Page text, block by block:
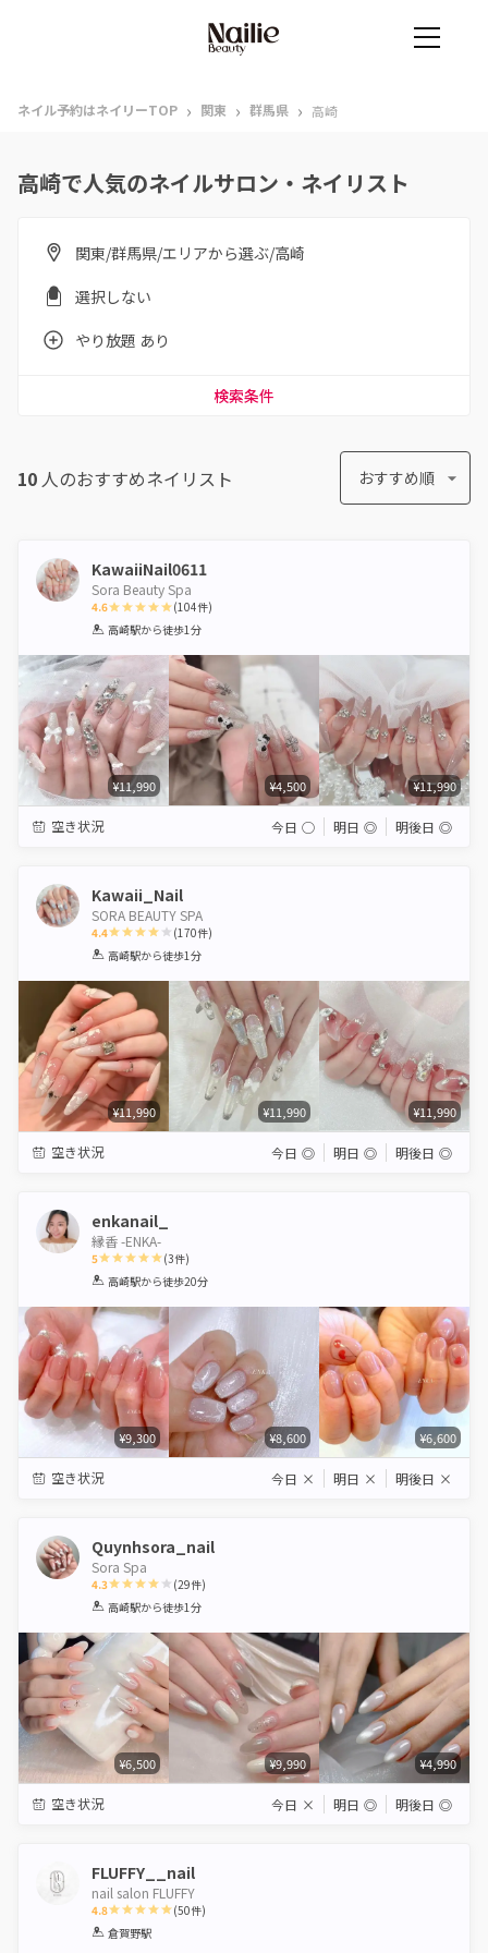
ネイル予約はネイリーTOP › 関東 › 群馬県 › 高崎
高崎で人気のネイルサロン・ネイリスト
関東/群馬県/エリアから選ぶ/高崎
選択しない
やり放題 あり
検索条件
10 人のおすすめネイリスト おすすめ順
KawaiiNail0611
Sora Beauty Spa
4.6
1 2 3 4 5
(104件)
高崎駅から徒歩1分
¥11,990 ¥4,500 ¥11,990
空き状況 今日 ◯ 明日 ◎ 明後日 ◎
Kawaii_Nail
SORA BEAUTY SPA
4.4
1 2 3 4 5
(170件)
高崎駅から徒歩1分
¥11,990 ¥11,990 ¥11,990
空き状況 今日 ◎ 明日 ◎ 明後日 ◎
enkanail_
縁香 -ENKA-
5
1 2 3 4 5
(3件)
高崎駅から徒歩20分
¥9,300 ¥8,600 ¥6,600
空き状況 今日 × 明日 × 明後日 ×
Quynhsora_nail
Sora Spa
4.3
1 2 3 4 5
(29件)
高崎駅から徒歩1分
¥6,500 ¥9,990 ¥4,990
空き状況 今日 × 明日 ◎ 明後日 ◎
FLUFFY__nail
nail salon FLUFFY
4.8
1 2 3 4
(50件)
倉賀野駅